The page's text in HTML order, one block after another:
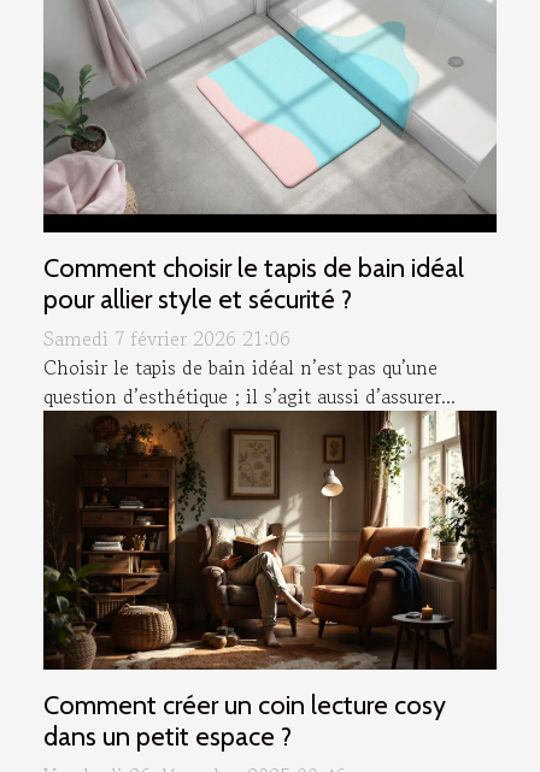
Comment choisir le tapis de bain idéal
pour allier style et sécurité ?
Samedi 7 février 2026 21:06
Choisir le tapis de bain idéal n’est pas qu’une
question d’esthétique ; il s’agit aussi d’assurer...
Comment créer un coin lecture cosy
dans un petit espace ?